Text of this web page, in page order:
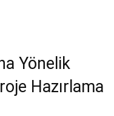
Yönelik
Hazırlama